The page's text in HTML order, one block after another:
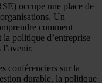
occupe une place de
Un
comment
la politique d’entreprise
conférenciers sur la
durable, la politique